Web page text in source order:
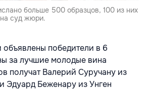
больше 500 образцов, 100 из них
суд жюри.
объявлены победители в 6
за лучшие молодые вина
получат Валерий Суручану из
Эдуард Беженару из Унген